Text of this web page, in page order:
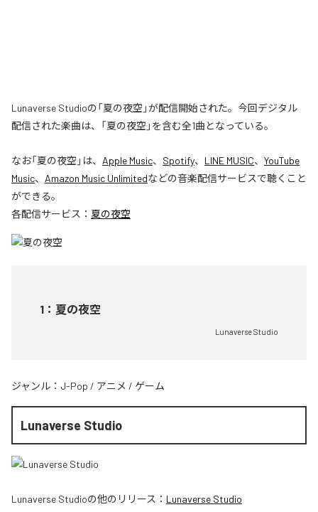
Lunaverse Studioの「夏の夜空」が配信開始された。今回デジタル
配信された楽曲は、「夏の夜空」を含む全1曲となっている。
なお「夏の夜空 」は、 Apple Music、 Spotify、 LINE MUSIC、 YouTube
Music、 Amazon Music Unlimitedなどの音楽配信サービスで聴くこと
ができる。
各配信サービス： 夏の夜空
1 ： 夏の夜空
Lunaverse Studio
ジャンル： J-Pop / アニメ / ゲーム
Lunaverse Studio
Lunaverse Studioの他のリリース： Lunaverse Studio